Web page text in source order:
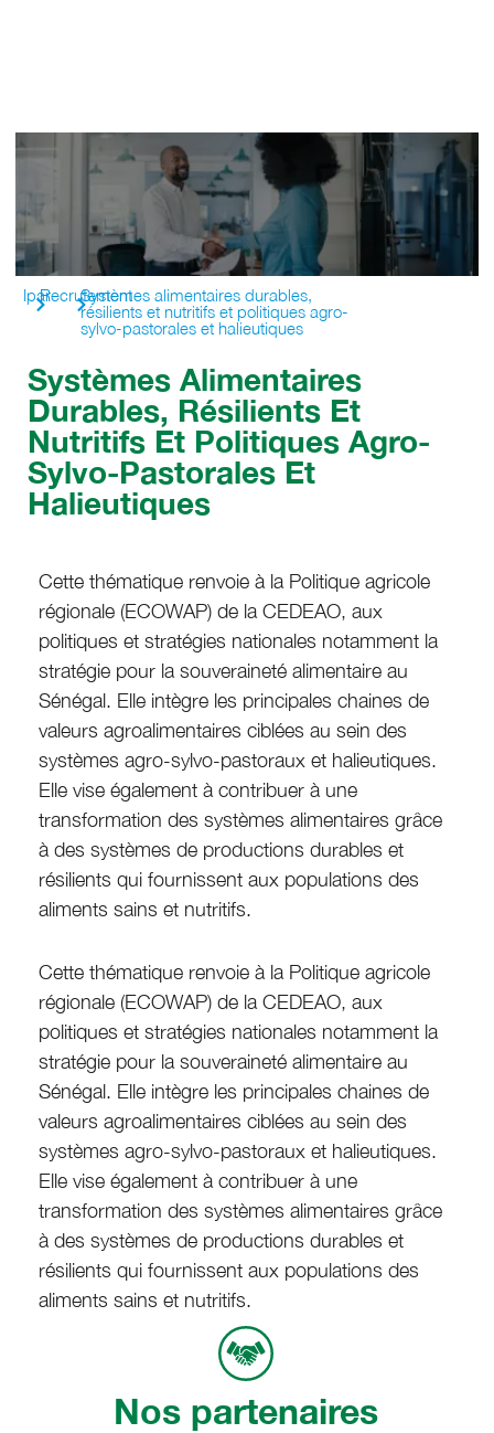
IparRecrutement
Systèmes alimentaires durables,
résilients et nutritifs et politiques agro-
sylvo-pastorales et halieutiques
Systèmes Alimentaires
Durables, Résilients Et
Nutritifs Et Politiques Agro-
Sylvo-Pastorales Et
Halieutiques
Cette thématique renvoie à la Politique agricole
régionale (ECOWAP) de la CEDEAO, aux
politiques et stratégies nationales notamment la
stratégie pour la souveraineté alimentaire au
Sénégal. Elle intègre les principales chaines de
valeurs agroalimentaires ciblées au sein des
systèmes agro-sylvo-pastoraux et halieutiques.
Elle vise également à contribuer à une
transformation des systèmes alimentaires grâce
à des systèmes de productions durables et
résilients qui fournissent aux populations des
aliments sains et nutritifs.
Cette thématique renvoie à la Politique agricole
régionale (ECOWAP) de la CEDEAO, aux
politiques et stratégies nationales notamment la
stratégie pour la souveraineté alimentaire au
Sénégal. Elle intègre les principales chaines de
valeurs agroalimentaires ciblées au sein des
systèmes agro-sylvo-pastoraux et halieutiques.
Elle vise également à contribuer à une
transformation des systèmes alimentaires grâce
à des systèmes de productions durables et
résilients qui fournissent aux populations des
aliments sains et nutritifs.
Nos partenaires